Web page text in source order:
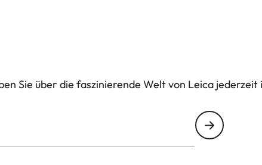
Sie über die faszinierende Welt von Leica